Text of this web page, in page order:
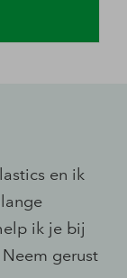
en ik
ik je bij
gerust